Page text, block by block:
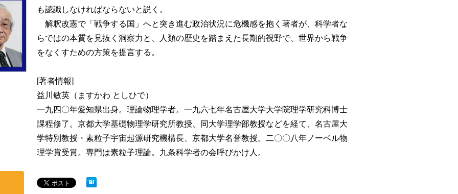
も認識しなければならないと説く。
解釈改憲で「戦争する国」へと突き進む政治状況に危機感を抱く著者が、科学者な
らではの本質を見抜く洞察力と、人類の歴史を踏まえた長期的視野で、世界から戦争
をなくすための方策を提言する。
[著者情報]
益川敏英（ますかわ としひで）
一九四〇年愛知県出身。理論物理学者。一九六七年名古屋大学大学院理学研究科博士
課程修了。京都大学基礎物理学研究所教授、同大学理学部教授などを経て、名古屋大
学特別教授・素粒子宇宙起源研究機構長、京都大学名誉教授。二〇〇八年ノーベル物
理学賞受賞。専門は素粒子理論。九条科学者の会呼びかけ人。